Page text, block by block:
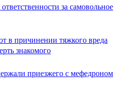
за самовольное
в причинении тяжкого вреда
знакомого
приезжего с мефедроном